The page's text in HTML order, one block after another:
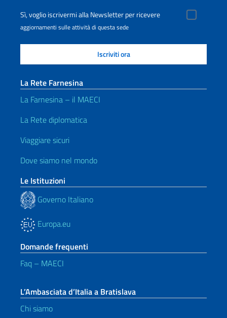
Sì, voglio iscrivermi alla Newsletter per ricevere
aggiornamenti sulle attività di questa sede
La Rete Farnesina
La Farnesina – il MAECI
La Rete diplomatica
Viaggiare sicuri
Dove siamo nel mondo
Le Istituzioni
Governo Italiano
Europa.eu
Domande frequenti
Faq – MAECI
L’Ambasciata d’Italia a Bratislava
Chi siamo